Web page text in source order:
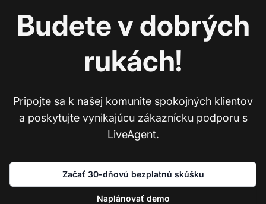
Budete v dobrých
rukách!
Pripojte sa k našej komunite spokojných klientov
a poskytujte vynikajúcu zákaznícku podporu s
LiveAgent.
Začať 30-dňovú bezplatnú skúšku
Naplánovať demo